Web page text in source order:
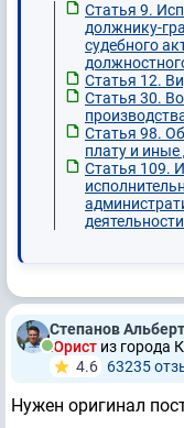
Статья 9.
должнику-
судебного
Статья 12.
Статья 30.
Статья 98.
плату и
Статья 109.
Степанов
Юрист из города
4.6 63235
Нужен оригинал